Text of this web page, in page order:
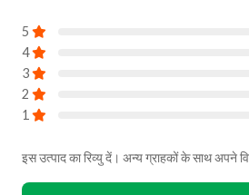
5
4
3
2
1
इस उत्पाद का रिव्यु दें। अन्य ग्राहकों के साथ अपने